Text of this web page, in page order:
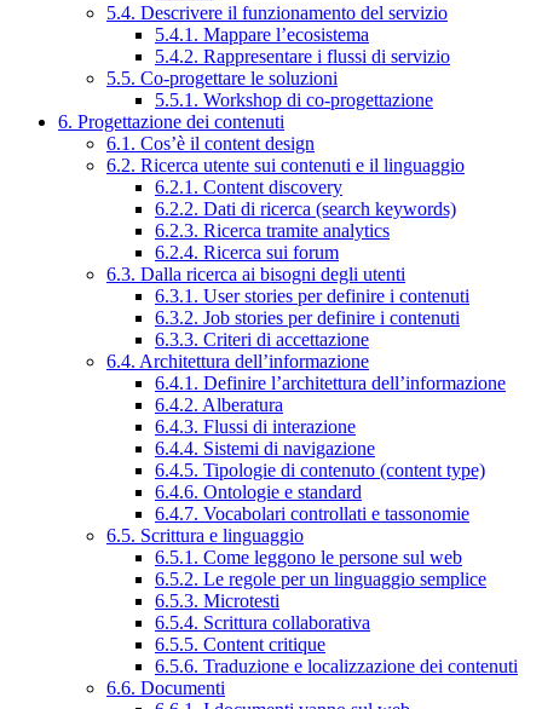
5.4. Descrivere il funzionamento del servizio
5.4.1. Mappare l’ecosistema
5.4.2. Rappresentare i flussi di servizio
5.5. Co-progettare le soluzioni
5.5.1. Workshop di co-progettazione
6. Progettazione dei contenuti
6.1. Cos’è il content design
6.2. Ricerca utente sui contenuti e il linguaggio
6.2.1. Content discovery
6.2.2. Dati di ricerca (search keywords)
6.2.3. Ricerca tramite analytics
6.2.4. Ricerca sui forum
6.3. Dalla ricerca ai bisogni degli utenti
6.3.1. User stories per definire i contenuti
6.3.2. Job stories per definire i contenuti
6.3.3. Criteri di accettazione
6.4. Architettura dell’informazione
6.4.1. Definire l’architettura dell’informazione
6.4.2. Alberatura
6.4.3. Flussi di interazione
6.4.4. Sistemi di navigazione
6.4.5. Tipologie di contenuto (content type)
6.4.6. Ontologie e standard
6.4.7. Vocabolari controllati e tassonomie
6.5. Scrittura e linguaggio
6.5.1. Come leggono le persone sul web
6.5.2. Le regole per un linguaggio semplice
6.5.3. Microtesti
6.5.4. Scrittura collaborativa
6.5.5. Content critique
6.5.6. Traduzione e localizzazione dei contenuti
6.6. Documenti